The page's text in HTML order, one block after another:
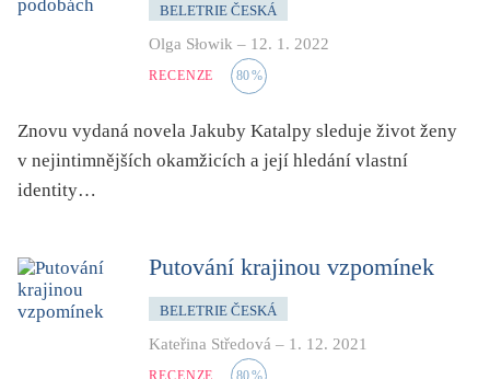
BELETRIE ČESKÁ
Olga Słowik – 12. 1. 2022
RECENZE 80%
Znovu vydaná novela Jakuby Katalpy sleduje život ženy
v nejintimnějších okamžicích a její hledání vlastní
identity…
Putování krajinou vzpomínek
BELETRIE ČESKÁ
Kateřina Středová – 1. 12. 2021
RECENZE 80%